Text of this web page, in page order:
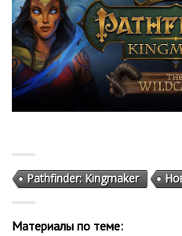
Pathfinder: Kingmaker
Материалы по теме: